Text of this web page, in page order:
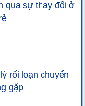
qua sự thay đổi ở
rối loạn chuyển
gặp